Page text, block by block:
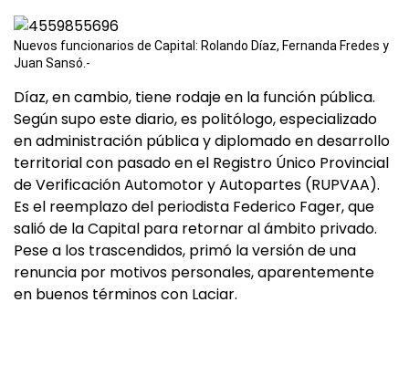
Nuevos funcionarios de Capital: Rolando Díaz, Fernanda Fredes y
Juan Sansó.-
Díaz, en cambio, tiene rodaje en la función pública.
Según supo este diario, es politólogo, especializado
en administración pública y diplomado en desarrollo
territorial con pasado en el Registro Único Provincial
de Verificación Automotor y Autopartes (RUPVAA).
Es el reemplazo del periodista Federico Fager, que
salió de la Capital para retornar al ámbito privado.
Pese a los trascendidos, primó la versión de una
renuncia por motivos personales, aparentemente
en buenos términos con Laciar.